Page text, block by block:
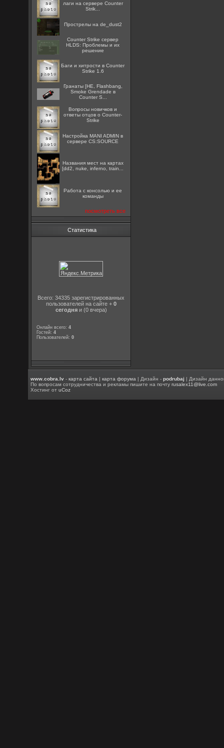
лаги на сервере Counter
Strik...
Прострелы на de_dust2
Counter Strike сервер
HLDS: Проблемы и их
решение
Баги и хитрости в Counter
Strike 1.6
Гранаты [HE, Flashbang,
Smoke Grendade в
Counter S...
Вопросы новичков и
ответы отцов о Counter-
Strike
Настройка MANI ADMIN в
сервере CS:SOURCE
Названия мест на картах
[dd2, nuke, inferno, train...
Работа с консолью и ее
команды
посмотреть все
Статистика
Всего: 34335 зарегистрированных
пользователей на сайте + 0
сегодняи (0 вчера)
Онлайн всего:4
Гостей:4
Пользователей:0
www.cobra.lv -карта сайта |карта форума | Дизайн -podrubaj | Дизайн
По вопросам сотрудничества и рекламы пишите на почтуrusalex11@live.com
Хостинг отuCoz